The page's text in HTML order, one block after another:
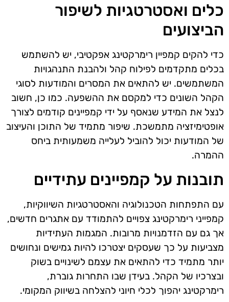
כלים ואסטרטגיות לשיפור
הביצועים
כדי להקים קמפיין רימרקטינג אפקטיבי, יש להשתמש
בכלים מתקדמים לפילוח קהל ולהבנת התנהגויות
המשתמשים. יש להתאים את המסרים והמודעות לסוגי
הקהל השונים כדי למקסם את ההשפעה. כמו כן, חשוב
לנצל את המידע שנאסף על ידי קמפיינים קודמים לצורך
אופטימיזציה מתמשכת. שיפור מתמיד של התוכן והעיצוב
של המודעות יכול להוביל לעלייה משמעותית ביחס
ההמרה.
תובנות על קמפיינים עתידיים
עם התפתחות הטכנולוגיה והאסטרטגיות השיווקיות,
קמפייני רימרקטינג צפויים להתמודד עם אתגרים חדשים,
אך גם עם הזדמנויות מרובות. המגמות העתידיות
מצביעות על כך שעסקים יצטרכו להיות גמישים ונחושים
יותר מתמיד כדי להתאים את עצמם לשינויים בשוק
ובצרכיו של הקהל. בעידן שבו התחרות גוברת,
רימרקטינג יהפוך לכלי חיוני להצלחה בשיווק המקומי.